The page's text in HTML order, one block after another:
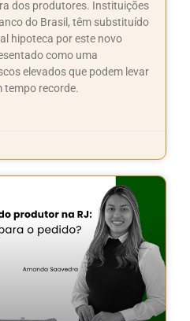
dos produtores. Instituições
do Brasil, têm substituído
hipoteca por este novo
como uma
elevados que podem levar
tempo recorde.